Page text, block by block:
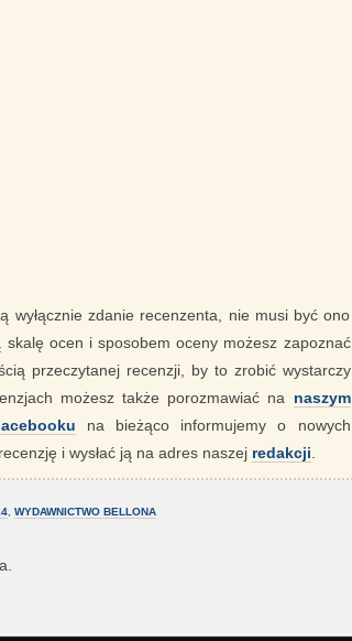
wyłącznie zdanie recenzenta, nie musi być ono
ocen i sposobem oceny możesz zapoznać
przeczytanej recenzji, by to zrobić wystarczy
możesz także porozmawiać na naszym
na bieżąco informujemy o nowych
i wysłać ją na adres naszej redakcji
, WYDAWNICTWO BELLONA